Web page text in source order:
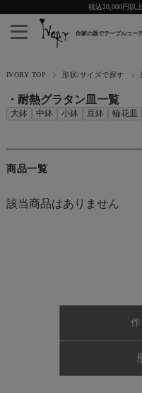
税込20,000円以
IVORY TOP 形状/サイズで探す
・耐熱グラタン皿一覧
大鉢 中鉢 小鉢 豆鉢 輪花皿
商品一覧
該当商品はありません